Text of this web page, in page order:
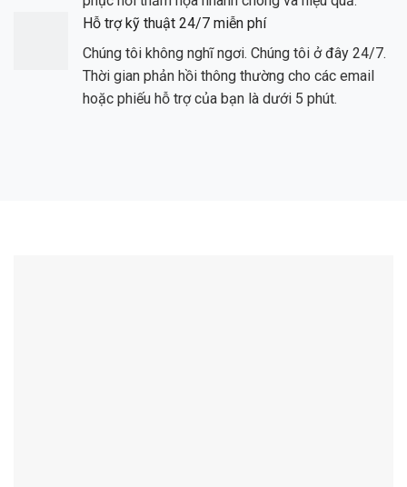
Hỗ trợ kỹ thuật 24/7 miễn phí
Chúng tôi không nghĩ ngơi. Chúng tôi ở đây 24/7.
Thời gian phản hồi thông thường cho các email
hoặc phiếu hỗ trợ của bạn là dưới 5 phút.